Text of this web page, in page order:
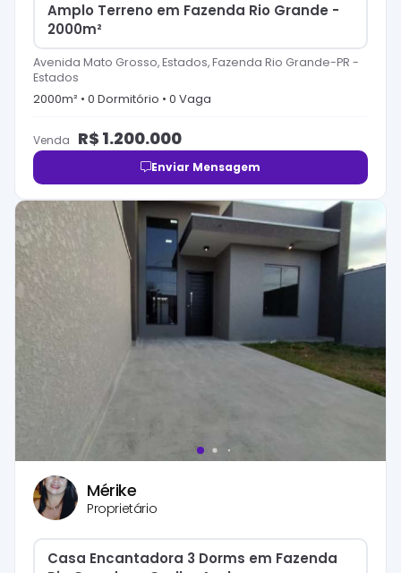
Amplo Terreno em Fazenda Rio Grande -
2000m²
Avenida Mato Grosso, Estados, Fazenda Rio Grande-PR -
Estados
2000m² • 0 Dormitório • 0 Vaga
Venda R$ 1.200.000
Enviar Mensagem
Mérike
Proprietário
Casa Encantadora 3 Dorms em Fazenda